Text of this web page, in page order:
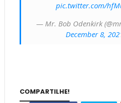
pic.twitter.com/
— Mr. Bob Odenkirk
December 8,
COMPARTILHE!